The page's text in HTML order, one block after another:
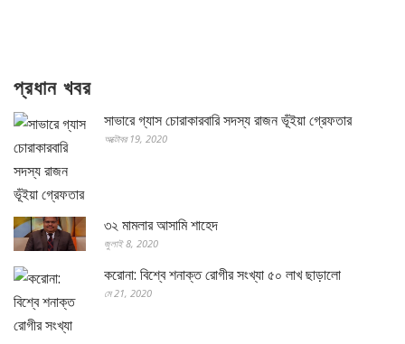
প্রধান খবর
সাভারে গ্যাস চোরাকারবারি সদস্য রাজন ভূঁইয়া গ্রেফতার
অক্টোবর 19, 2020
৩২ মামলার আসামি শাহেদ
জুলাই 8, 2020
করোনা: বিশ্বে শনাক্ত রোগীর সংখ্যা ৫০ লাখ ছাড়ালো
মে 21, 2020